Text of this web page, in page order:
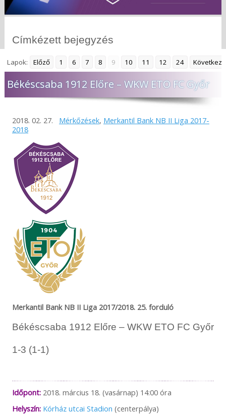
Címkézett bejegyzés
Lapok: Előző 1 6 7 8 9 10 11 12 24 Következő
Békéscsaba 1912 Előre – WKW ETO FC Győr
2018. 02. 27. Mérkőzések, Merkantil Bank NB II Liga 2017-
2018
Merkantil Bank NB II Liga 2017/2018. 25. forduló
Békéscsaba 1912 Előre – WKW ETO FC Győr
1-3 (1-1)
Időpont:2018. március 18. (vasárnap) 14:00 óra
Helyszín: Kórház utcai Stadion (centerpálya)